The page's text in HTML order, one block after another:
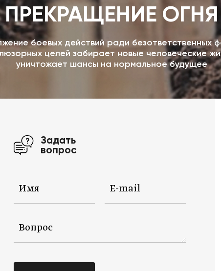
ПРЕКРАЩЕНИЕ ОГНЯ
боевых действий ради безответственных
целей забирает новые человеческие
уничтожает шансы на нормальное будущее
Задать
вопрос